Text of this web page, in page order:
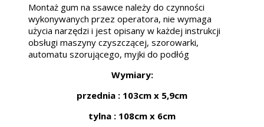
Montaż gum na ssawce należy do czynności
wykonywanych przez operatora, nie wymaga
użycia narzędzi i jest opisany w każdej instrukcji
obsługi maszyny czyszczącej, szorowarki,
automatu szorującego, myjki do podłóg
Wymiary:
przednia : 103cm x 5,9cm
tylna : 108cm x 6cm